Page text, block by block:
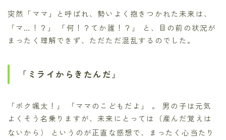
突然「ママ」と呼ばれ、勢いよく抱きつかれた未来は、
「マ…！？」
「何！？てか誰！？」
と、目の前の状況が
まったく理解できず、ただただ混乱するのでした。
「ミライからきたんだ」
「ボク颯太！」 「ママのこどもだよ」 。 男の子は元気
よくそう名乗りますが、未来にとっては（産んだ覚えは
ないから）
というのが正直な感想で、まったく心当たり